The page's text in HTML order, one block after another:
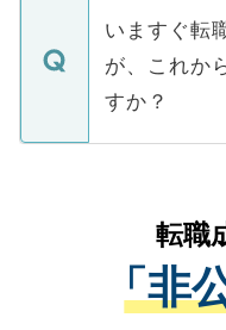
に、医療機関
みを人材紹介
ています。
の辞退の連絡
で、ご安心く
などで収集し
ご本人のキャ
支援を目的に
ているすべて
は、個人情報
管理基準を満
る、プライバ
いますぐ転
が、これか
すか？
かがいして、
経験をまじえ
させていただ
ない方には、
転職
「非